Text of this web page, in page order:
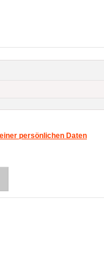
persönlichen Daten